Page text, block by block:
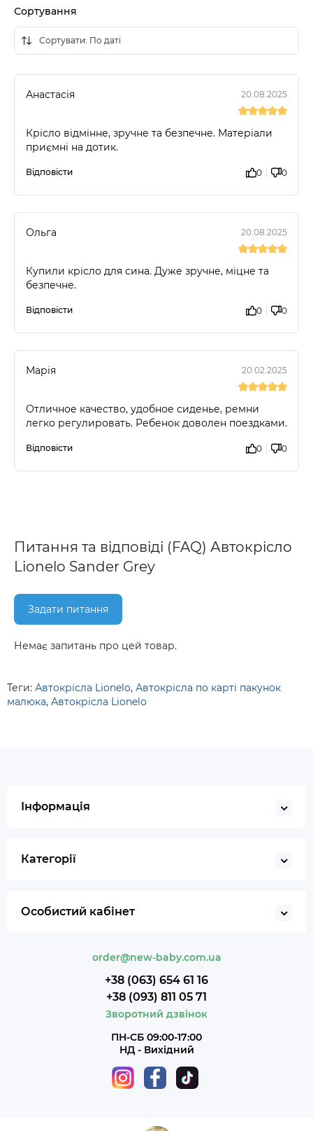
Сортування
Анастасія 20.08.2025
Крісло відмінне, зручне та безпечне. Матеріали
приємні на дотик.
Відповісти 0 0
Ольга 20.08.2025
Купили крісло для сина. Дуже зручне, міцне та
безпечне.
Відповісти 0 0
Марія 20.02.2025
Отличное качество, удобное сиденье, ремни
легко регулировать. Ребенок доволен поездками.
Відповісти 0 0
Питання та відповіді (FAQ) Автокрісло
Lionelo Sander Grey
Задати питання
Немає запитань про цей товар.
Теги: Автокрісла Lionelo, Автокрісла по карті пакунок
малюка, Автокрісла Lionelo
Інформація
Категорії
Особистий кабінет
order@new-baby.com.ua
+38 (063) 654 61 16
+38 (093) 811 05 71
Зворотний дзвінок
ПН-СБ 09:00-17:00
НД - Вихідний